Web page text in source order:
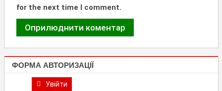
for the next time I comment.
ФОРМА АВТОРИЗАЦІЇ
Увійти